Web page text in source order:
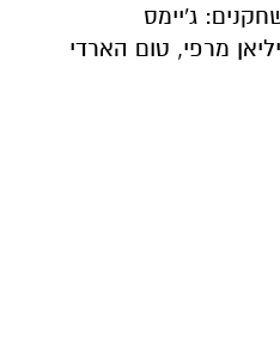
ג'יימס
מרפי, טום הארדי